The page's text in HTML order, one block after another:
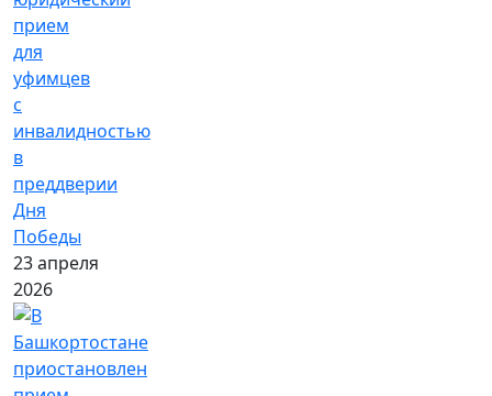
прием
для
уфимцев
с
инвалидностью
в
преддверии
Дня
Победы
23 апреля
2026